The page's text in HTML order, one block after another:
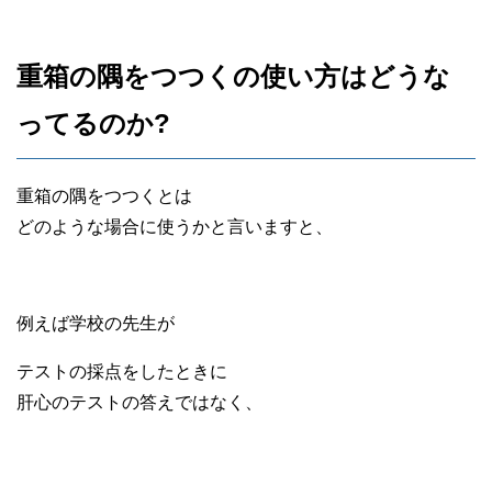
重箱の隅をつつくの使い方はどうな
ってるのか?
重箱の隅をつつくとは
どのような場合に使うかと言いますと、
例えば学校の先生が
テストの採点をしたときに
肝心のテストの答えではなく、